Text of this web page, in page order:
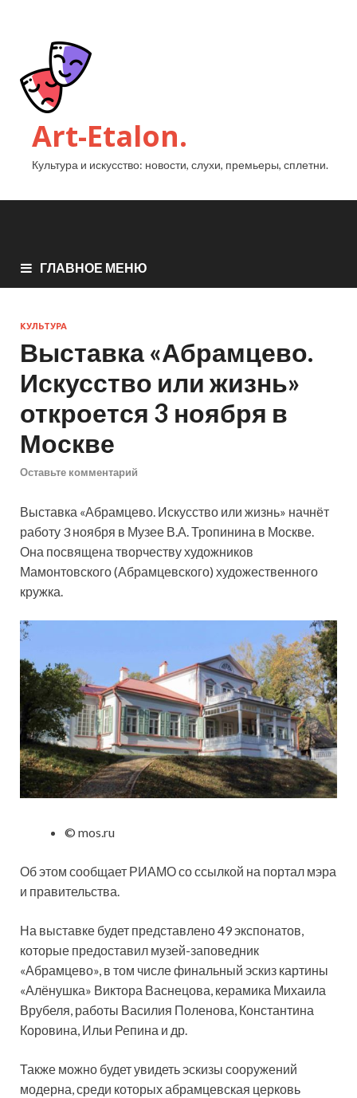
Art-Etalon.
Культура и искусство: новости, слухи, премьеры, сплетни.
ГЛАВНОЕ МЕНЮ
КУЛЬТУРА
Выставка «Абрамцево.
Искусство или жизнь»
откроется 3 ноября в
Москве
Оставьте комментарий
Выставка «Абрамцево. Искусство или жизнь» начнёт
работу 3 ноября в Музее В.А. Тропинина в Москве.
Она посвящена творчеству художников
Мамонтовского (Абрамцевского) художественного
кружка.
© mos.ru
Об этом сообщает РИАМО со ссылкой на портал мэра
и правительства.
На выставке будет представлено 49 экспонатов,
которые предоставил музей-заповедник
«Абрамцево», в том числе финальный эскиз картины
«Алёнушка» Виктора Васнецова, керамика Михаила
Врубеля, работы Василия Поленова, Константина
Коровина, Ильи Репина и др.
Также можно будет увидеть эскизы сооружений
модерна, среди которых абрамцевская церковь